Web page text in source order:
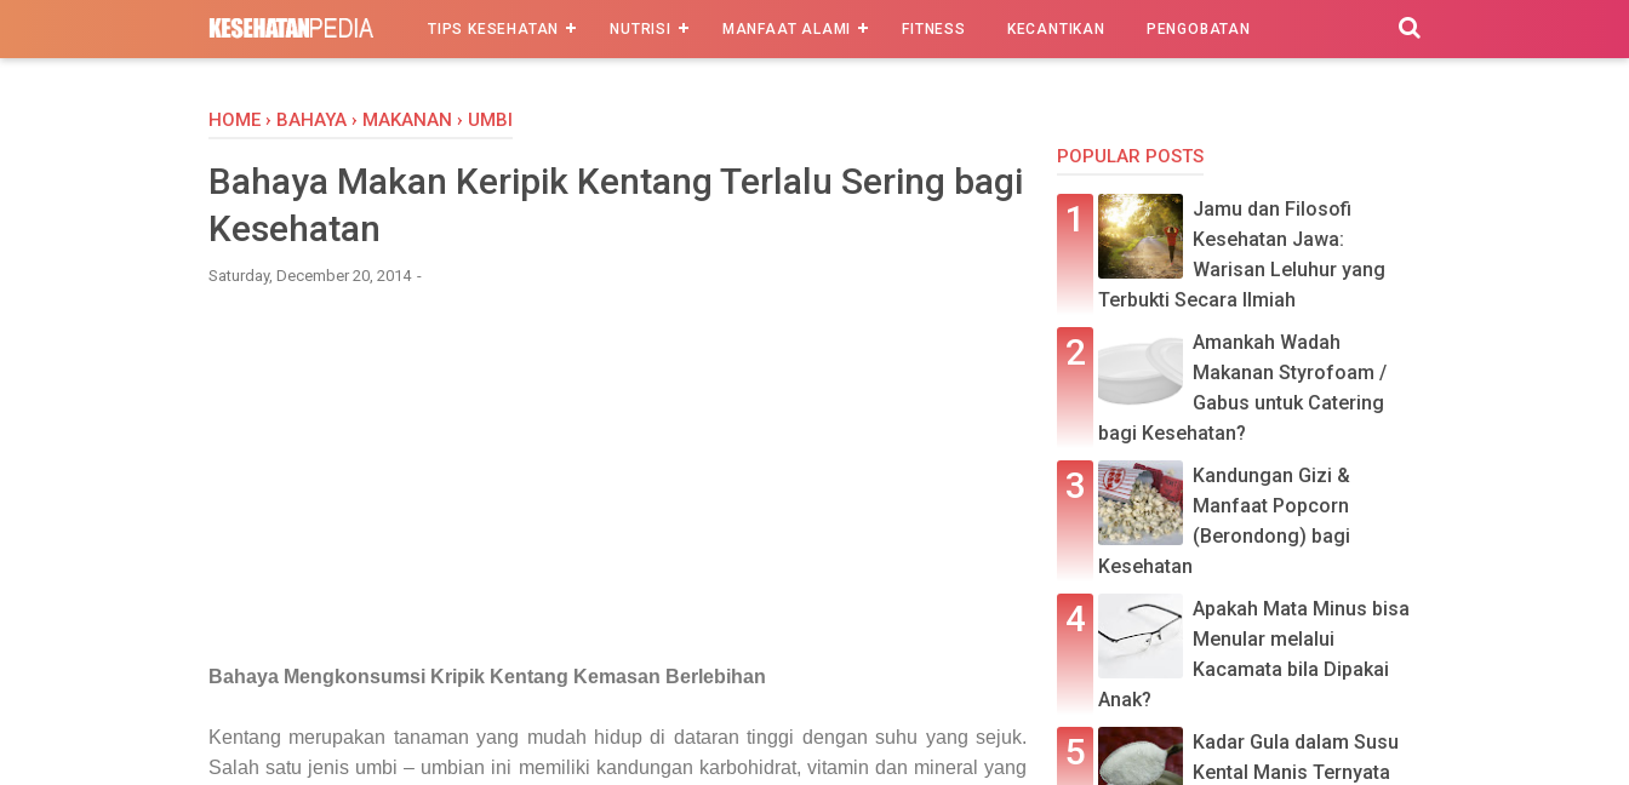
TIPS KESEHATAN NUTRISI MANFAAT ALAMI FITNESS KECANTIKAN PENGOBATAN
HOME › BAHAYA › MAKANAN › UMBI
Bahaya Makan Keripik Kentang Terlalu Sering bagi
Kesehatan
Saturday, December 20, 2014
Bahaya Mengkonsumsi Kripik Kentang Kemasan Berlebihan
Kentang merupakan tanaman yang mudah hidup di dataran tinggi dengan suhu yang sejuk.
Salah satu jenis umbi – umbian ini memiliki kandungan karbohidrat, vitamin dan mineral yang
POPULAR POSTS
Jamu dan Filosofi
Kesehatan Jawa:
Warisan Leluhur yang
Terbukti Secara Ilmiah
Amankah Wadah
Makanan Styrofoam /
Gabus untuk Catering
bagi Kesehatan?
Kandungan Gizi &
Manfaat Popcorn
(Berondong) bagi
Kesehatan
Apakah Mata Minus bisa
Menular melalui
Kacamata bila Dipakai
Anak?
Kadar Gula dalam Susu
Kental Manis Ternyata